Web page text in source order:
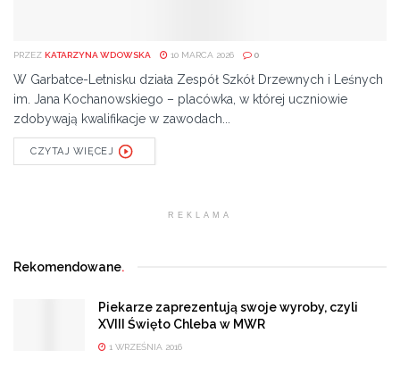
PRZEZ KATARZYNA WDOWSKA 10 MARCA 2026 0
W Garbatce-Letnisku działa Zespół Szkół Drzewnych i Leśnych
im. Jana Kochanowskiego – placówka, w której uczniowie
zdobywają kwalifikacje w zawodach...
CZYTAJ WIĘCEJ
REKLAMA
Rekomendowane.
Piekarze zaprezentują swoje wyroby, czyli
XVIII Święto Chleba w MWR
1 WRZEŚNIA 2016